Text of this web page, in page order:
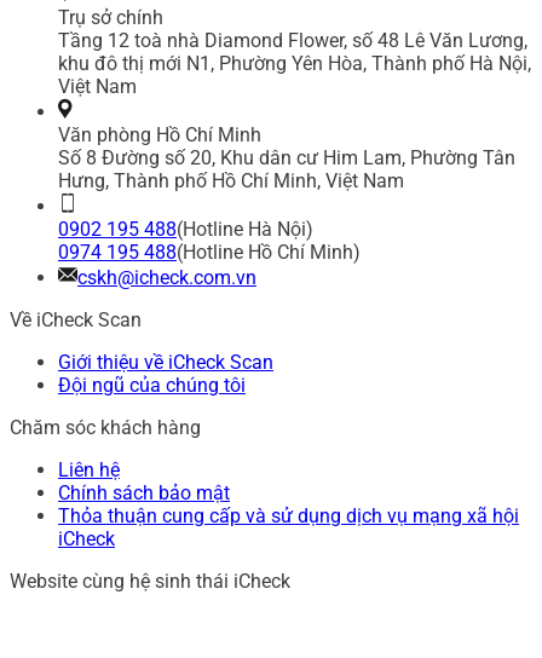
Trụ sở chính
Tầng 12 toà nhà Diamond Flower, số 48 Lê Văn Lương,
khu đô thị mới N1, Phường Yên Hòa, Thành phố Hà Nội,
Việt Nam
Văn phòng Hồ Chí Minh
Số 8 Đường số 20, Khu dân cư Him Lam, Phường Tân
Hưng, Thành phố Hồ Chí Minh, Việt Nam
0902 195 488(Hotline Hà Nội)
0974 195 488(Hotline Hồ Chí Minh)
cskh@icheck.com.vn
Về iCheck Scan
Giới thiệu về iCheck Scan
Đội ngũ của chúng tôi
Chăm sóc khách hàng
Liên hệ
Chính sách bảo mật
Thỏa thuận cung cấp và sử dụng dịch vụ mạng xã hội
iCheck
Website cùng hệ sinh thái iCheck